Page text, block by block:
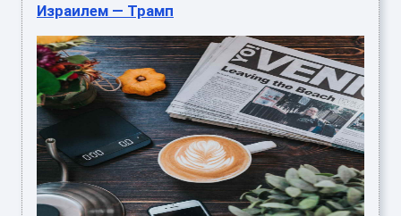
Израилем — Трамп